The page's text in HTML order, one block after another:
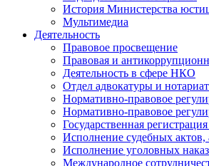
История Министерства
Мультимедиа
Деятельность
Правовое просвещение
Правовая и
Деятельность в сфере НКО
Отдел адвокатуры и
Нормативно-правовое
Нормативно-правовое
Государственная
Исполнение судебных
Исполнение уголовных
Международное